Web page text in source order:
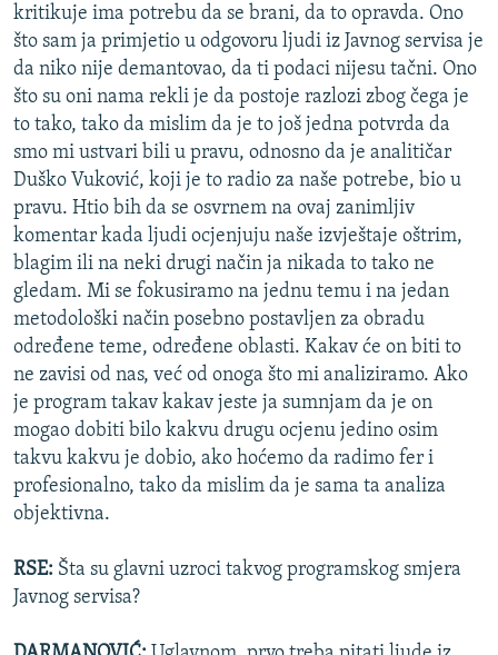
kritikuje ima potrebu da se brani, da to opravda. Ono
što sam ja primjetio u odgovoru ljudi iz Javnog servisa je
da niko nije demantovao, da ti podaci nijesu tačni. Ono
što su oni nama rekli je da postoje razlozi zbog čega je
to tako, tako da mislim da je to još jedna potvrda da
smo mi ustvari bili u pravu, odnosno da je analitičar
Duško Vuković, koji je to radio za naše potrebe, bio u
pravu. Htio bih da se osvrnem na ovaj zanimljiv
komentar kada ljudi ocjenjuju naše izvještaje oštrim,
blagim ili na neki drugi način ja nikada to tako ne
gledam. Mi se fokusiramo na jednu temu i na jedan
metodološki način posebno postavljen za obradu
određene teme, određene oblasti. Kakav će on biti to
ne zavisi od nas, već od onoga što mi analiziramo. Ako
je program takav kakav jeste ja sumnjam da je on
mogao dobiti bilo kakvu drugu ocjenu jedino osim
takvu kakvu je dobio, ako hoćemo da radimo fer i
profesionalno, tako da mislim da je sama ta analiza
objektivna.
RSE: Šta su glavni uzroci takvog programskog smjera
Javnog servisa?